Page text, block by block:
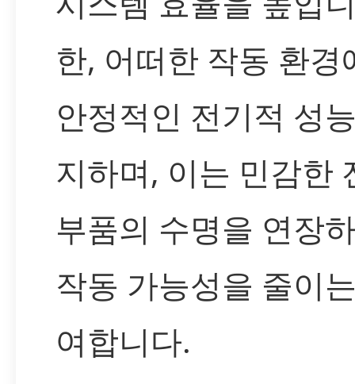
한, 어떠한 작동 환경
안정적인 전기적 성
지하며, 이는 민감한
부품의 수명을 연장
작동 가능성을 줄이
여합니다.